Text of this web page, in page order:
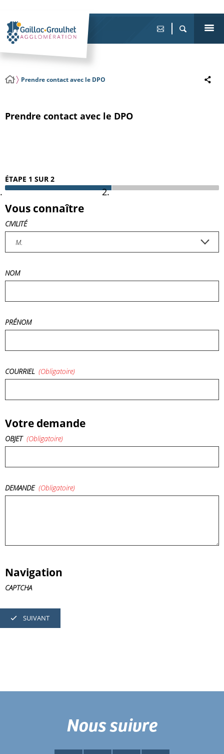
Prendre contact avec le DPO
Prendre contact avec le DPO
ÉTAPE 1 SUR 2
Vous connaître
CIVILITÉ
NOM
PRÉNOM
COURRIEL (obligatoire)
Votre demande
OBJET (obligatoire)
DEMANDE (obligatoire)
Navigation
CAPTCHA
SUIVANT
Nous suivre